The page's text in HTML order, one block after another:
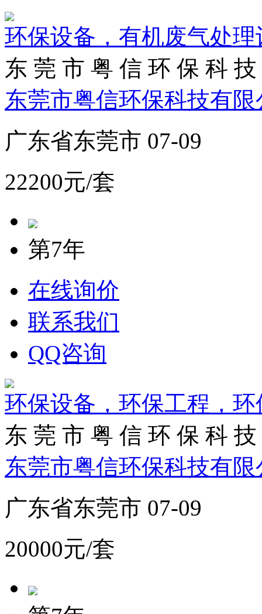
环保设备，有机废气处
东 莞 市 粤 信 环 保 科
东莞市粤信环保科技有限
广东省东莞市 07-09
22200元/套
第7年
在线询价
联系我们
QQ咨询
环保设备，环保工程，
东 莞 市 粤 信 环 保 科
东莞市粤信环保科技有限
广东省东莞市 07-09
20000元/套